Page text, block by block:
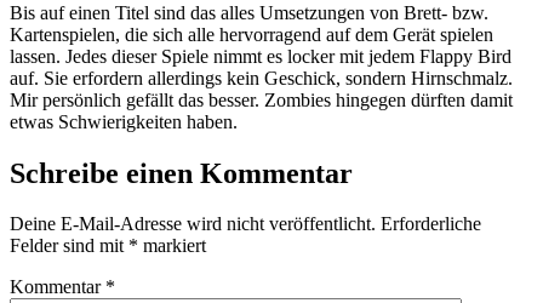
Bis auf einen Titel sind das alles Umsetzungen von Brett- bzw.
Kartenspielen, die sich alle hervorragend auf dem Gerät spielen
lassen. Jedes dieser Spiele nimmt es locker mit jedem Flappy Bird
auf. Sie erfordern allerdings kein Geschick, sondern Hirnschmalz.
Mir persönlich gefällt das besser. Zombies hingegen dürften damit
etwas Schwierigkeiten haben.
Schreibe einen Kommentar
Deine E-Mail-Adresse wird nicht veröffentlicht. Erforderliche
Felder sind mit * markiert
Kommentar *